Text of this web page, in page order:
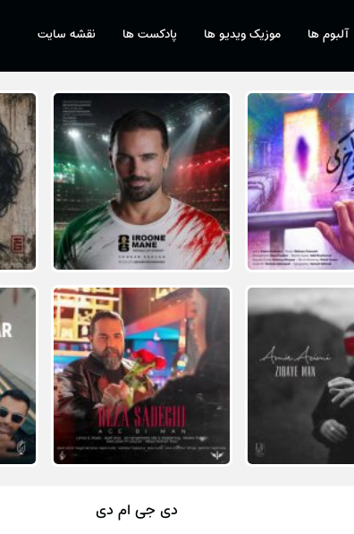
آلبوم ها موزیک ویدیو ها پادکست ها نقشه سایت
دی جی ام دی